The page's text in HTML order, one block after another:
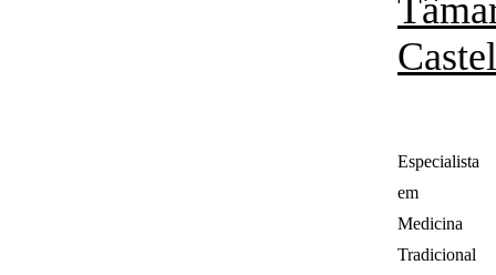
Especialista
em
Medicina
Tradicional